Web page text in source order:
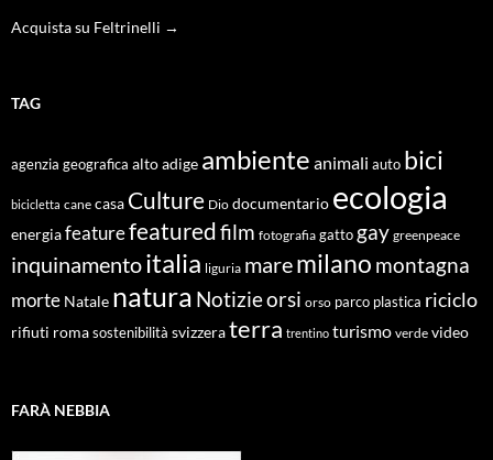
Acquista su Feltrinelli →
TAG
agenzia geografica alto adige ambiente animali auto bici
bicicletta cane casa Culture Dio documentario ecologia
energiafeaturefeaturedfilm fotografia gatto gay greenpeace
inquinamentoitalia liguria maremilano montagna
morte Natale natura Notizieorsi orso parco plastica riciclo
rifiuti roma sostenibilità svizzeraterra trentino turismo verde video
FARÀ NEBBIA